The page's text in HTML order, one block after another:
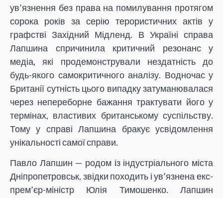
ув’язнення без права на помилування протягом
сорока років за серію терористичних актів у
графстві Західний Мідленд. В Україні справа
Лапшина спричинила критичний резонанс у
медіа, які продемонстрували нездатність до
будь-якого самокритичного аналізу. Водночас у
Британії сутність цього випадку затуманювалася
через непереборне бажання трактувати його у
термінах, властивих британському суспільству.
Тому у справі Лапшина бракує усвідомлення
унікальності самої справи.
Павло Лапшин — родом із індустріального міста
Дніпропетровськ, звідки походить і ув’язнена екс-
прем’єр-міністр Юлія Тимошенко. Лапшин